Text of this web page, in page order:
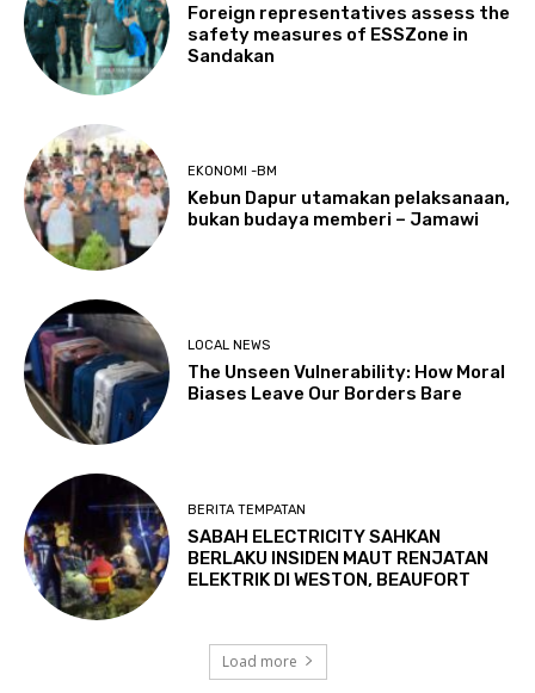
Foreign representatives assess the
safety measures of ESSZone in
Sandakan
EKONOMI -BM
Kebun Dapur utamakan pelaksanaan,
bukan budaya memberi – Jamawi
LOCAL NEWS
The Unseen Vulnerability: How Moral
Biases Leave Our Borders Bare
BERITA TEMPATAN
SABAH ELECTRICITY SAHKAN
BERLAKU INSIDEN MAUT RENJATAN
ELEKTRIK DI WESTON, BEAUFORT
Load more